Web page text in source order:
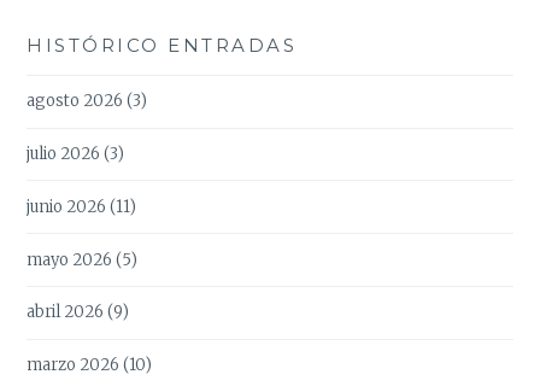
HISTÓRICO ENTRADAS
agosto 2026 (3)
julio 2026 (3)
junio 2026 (11)
mayo 2026 (5)
abril 2026 (9)
marzo 2026 (10)